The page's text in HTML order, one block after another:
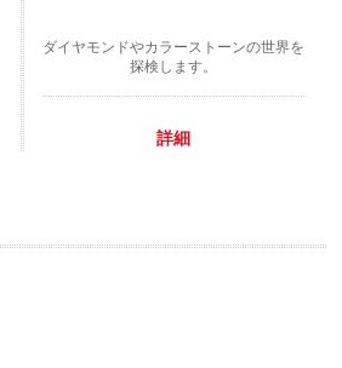
ダイヤモンドやカラーストーンの世界を
探検します。
詳細